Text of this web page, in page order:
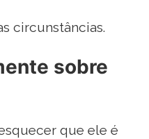
circunstâncias.
sobre
que ele é